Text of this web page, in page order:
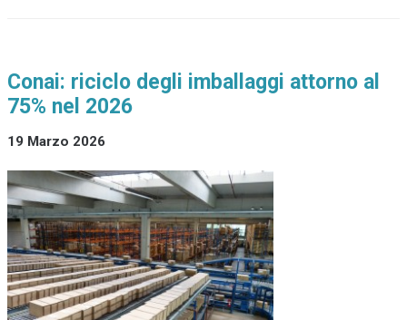
Conai: riciclo degli imballaggi attorno al
75% nel 2026
19 Marzo 2026